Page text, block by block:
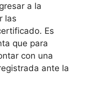
a la
las
Es
que para
con una
ante la